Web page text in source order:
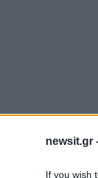
newsit.gr
If you wish